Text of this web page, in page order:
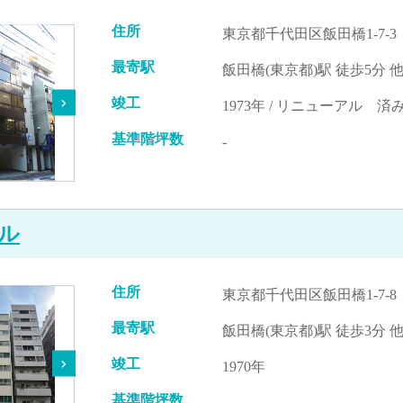
住所 東京都千代田区飯田橋1-7-3
最寄駅 飯田橋(東京都)駅 徒歩5分 他
竣工 1973年 / リニューアル 済
基準階坪数 -
住所 東京都千代田区飯田橋1-7-8
最寄駅 飯田橋(東京都)駅 徒歩3分 他
竣工 1970年
基準階坪数